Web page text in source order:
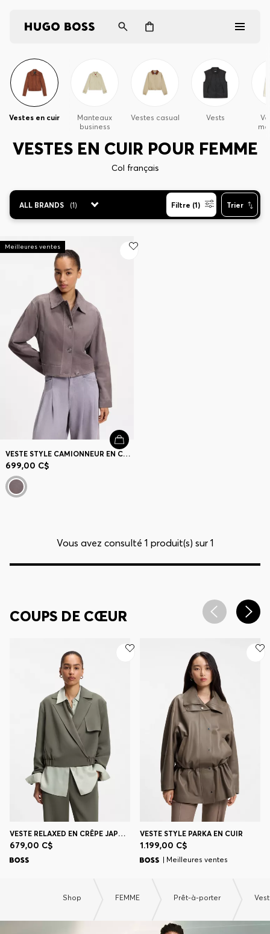
Homme
Femme
Connexion / Inscription
Favoris (Articles)
Contact et service
Magasins
Langue (
CA C$
Vestes en cuir
Manteaux
business
Vestes casual Vests
VESTES EN CUIR POUR FEMME
Col français
ALL BRANDS (1) Filtre (1) Trier
Meilleures ventes
VESTE STYLE CAMIONNEUR EN CUIR SUÉDÉ
699,00 C$
Vous avez consulté 1 produit(s) sur 1
COUPS DE CŒUR
VESTE RELAXED EN CRÊPE JAPONAIS
679,00 C$
VESTE STYLE PARKA EN CUIR
1.199,00 C$
| Meilleures ventes
Shop FEMME Prêt-à-porter